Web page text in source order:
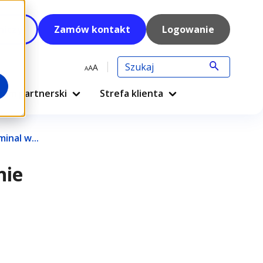
Zamów kontakt Logowanie
W
i
partnerski Strefa klienta
w...